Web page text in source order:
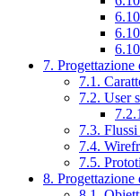
7. Progettazione
7.1.
7.2. User
7.3.
7.4.
7.5.
8. Progettazione